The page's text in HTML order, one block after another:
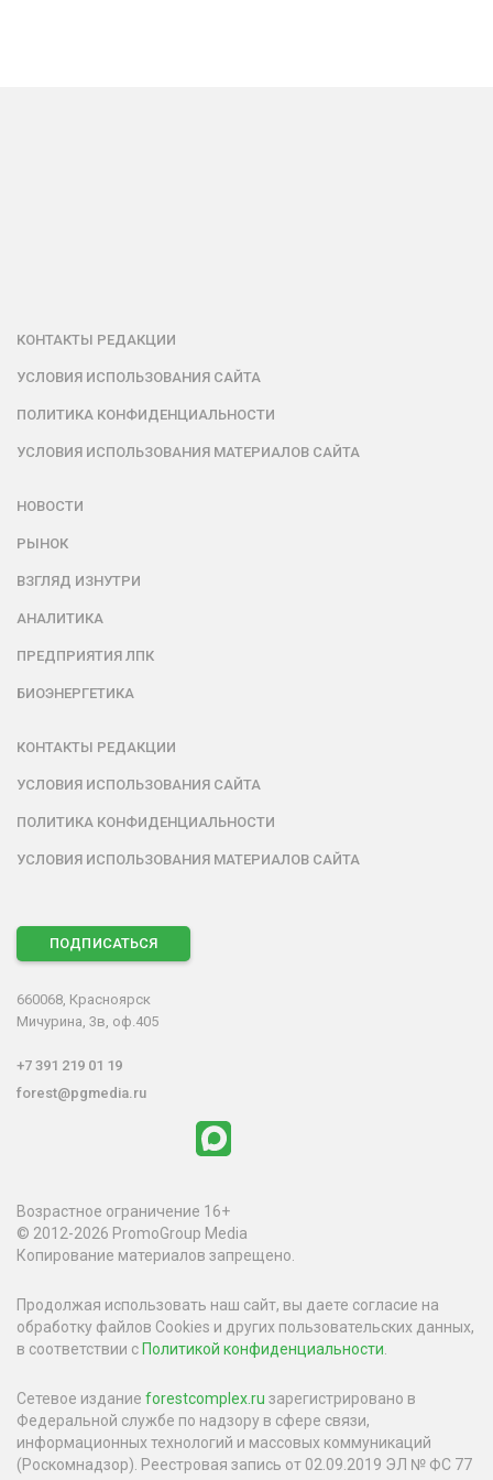
КОНТАКТЫ РЕДАКЦИИ
УСЛОВИЯ ИСПОЛЬЗОВАНИЯ САЙТА
ПОЛИТИКА КОНФИДЕНЦИАЛЬНОСТИ
УСЛОВИЯ ИСПОЛЬЗОВАНИЯ МАТЕРИАЛОВ САЙТА
НОВОСТИ
РЫНОК
ВЗГЛЯД ИЗНУТРИ
АНАЛИТИКА
ПРЕДПРИЯТИЯ ЛПК
БИОЭНЕРГЕТИКА
КОНТАКТЫ РЕДАКЦИИ
УСЛОВИЯ ИСПОЛЬЗОВАНИЯ САЙТА
ПОЛИТИКА КОНФИДЕНЦИАЛЬНОСТИ
УСЛОВИЯ ИСПОЛЬЗОВАНИЯ МАТЕРИАЛОВ САЙТА
ПОДПИСАТЬСЯ
660068, Красноярск
Мичурина, 3в, оф.405
+7 391 219 01 19
forest@pgmedia.ru
Возрастное ограничение 16+
© 2012-2026 PromoGroup Media
Копирование материалов запрещено.
Продолжая использовать наш сайт, вы даете согласие на
обработку файлов Cookies и других пользовательских данных,
в соответствии с Политикой конфиденциальности.
Сетевое издание forestcomplex.ru зарегистрировано в
Федеральной службе по надзору в сфере связи,
информационных технологий и массовых коммуникаций
(Роскомнадзор). Реестровая запись от 02.09.2019 ЭЛ № ФС 77